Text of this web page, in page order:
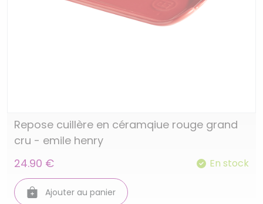
Repose cuillère en céramqiue rouge grand
cru - emile henry
24.90 €
En stock
Ajouter au panier